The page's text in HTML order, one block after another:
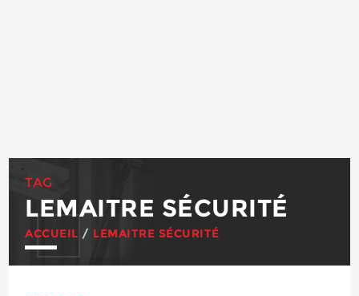
TAG
LEMAITRE SÉCURITÉ
ACCUEIL / LEMAITRE SÉCURITÉ